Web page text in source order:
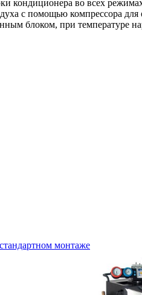
кондиционера во всех
с помощью компрессора
блоком, при температуре
монтаже